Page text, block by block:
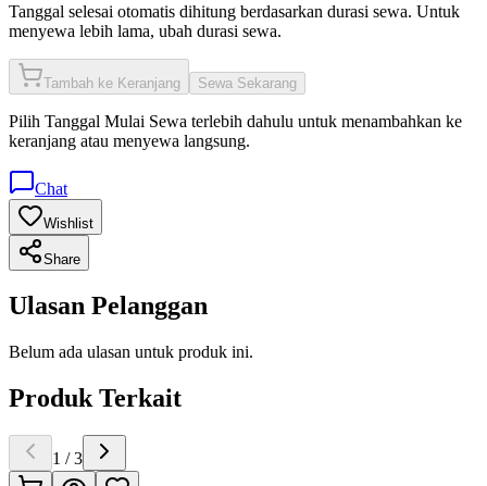
Tanggal selesai otomatis dihitung berdasarkan durasi sewa. Untuk
menyewa lebih lama, ubah durasi sewa.
Tambah ke Keranjang Sewa Sekarang
Pilih Tanggal Mulai Sewa terlebih dahulu untuk menambahkan ke
keranjang atau menyewa langsung.
Chat
Wishlist
Share
Ulasan Pelanggan
Belum ada ulasan untuk produk ini.
Produk Terkait
1 /3